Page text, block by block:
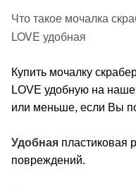
Что такое мочалка
LOVE удобная
Купить мочалку
LOVE удобную на
или меньше, если Вы
Удобная пластиковая
повреждений.